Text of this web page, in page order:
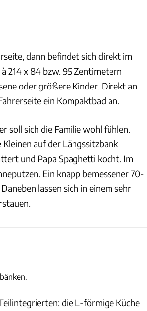
dann befindet sich direkt im
214 x 84 bzw. 95 Zentimetern
oder größere Kinder. Direkt an
ein Kompaktbad an.
soll sich die Familie wohl fühlen.
auf der Längssitzbank
und Papa Spaghetti kocht. Im
Ein knapp bemessener 70-
lassen sich in einem sehr
die L-förmige Küche